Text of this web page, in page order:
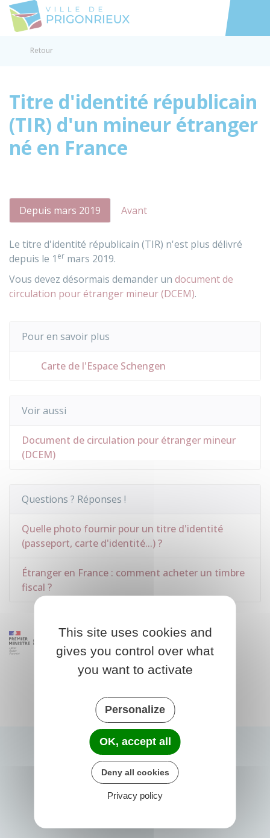
Accéder
Retour
Titre d'identité républicain
(TIR) d'un mineur étranger
né en France
Depuis mars 2019 Avant
Le titre d'identité républicain (TIR) n'est plus délivré
depuis le 1 er mars 2019.
Vous devez désormais demander un document de
circulation pour étranger mineur (DCEM).
Pour en savoir plus
Carte de l'Espace Schengen
Voir aussi
Document de circulation pour étranger mineur
(DCEM)
Questions ? Réponses !
Quelle photo fournir pour un titre d'identité
(passeport, carte d'identité...) ?
Étranger en France : comment acheter un timbre
fiscal ?
This site uses cookies and
gives you control over what
you want to activate
Personalize
OK, accept all
Deny all cookies
Privacy policy